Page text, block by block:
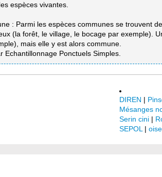
espèces vivantes.
: Parmi les espèces communes se trouvent
(la forêt, le village, le bocage par exemple).
mais elle y est alors commune.
Echantillonnage Ponctuels Simples.
DIREN |
Mésanges
Serin cini |
SEPOL |